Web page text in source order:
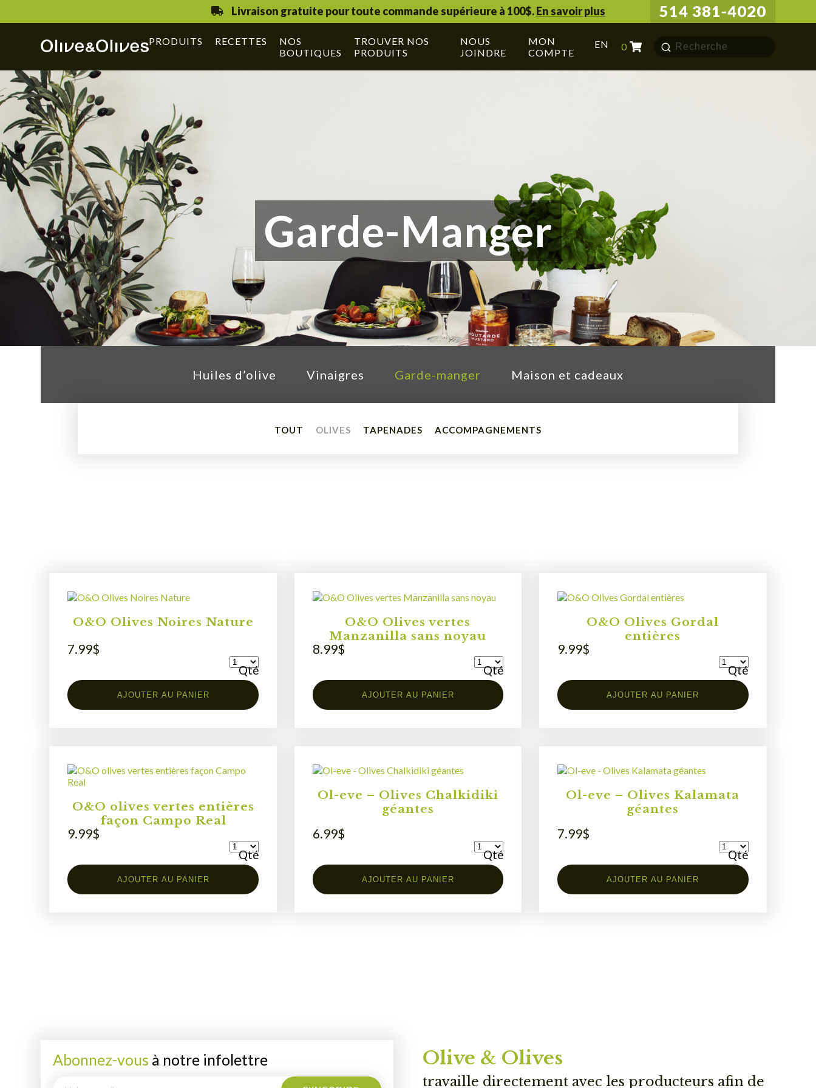
Livraison gratuite pour toute commande supérieure à 100$.En savoir plus 514 381-4020
PRODUITS RECETTES
NOS
BOUTIQUES
TROUVER NOS
PRODUITS
NOUS
JOINDRE
MON
COMPTE
EN 0
Chercher
pour:
Garde-Manger
Huiles d’olive Vinaigres Garde-manger
TOUT OLIVES TAPENADES ACCOMPAGNEMENTS
Maison et cadeaux
O&O Olives Noires Nature
7.99$
Qté
AJOUTER AU PANIER
O&O Olives vertes
Manzanilla sans noyau
8.99$
Qté
AJOUTER AU PANIER
O&O Olives Gordal
entières
9.99$
Qté
AJOUTER AU PANIER
O&O olives vertes entières
façon Campo Real
9.99$
Qté
AJOUTER AU PANIER
Ol-eve – Olives Chalkidiki
géantes
6.99$
Qté
AJOUTER AU PANIER
Ol-eve – Olives Kalamata
géantes
7.99$
Qté
AJOUTER AU PANIER
Abonnez-vous à notre infolettre Olive & Olives
travaille directement avec les producteurs afin de